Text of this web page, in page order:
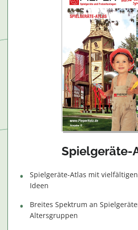
Spielgeräte-
Spielgeräte-Atlas mit
Ideen
Breites Spektrum an
Altersgruppen